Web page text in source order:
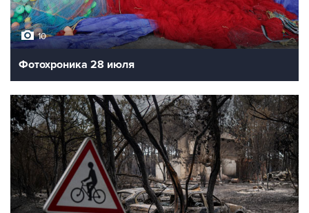
10
Фотохроника 28 июля